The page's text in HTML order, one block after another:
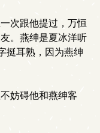
次跟他提过，万恒
。燕绅是夏冰洋听
挺耳熟，因为燕绅
妨碍他和燕绅客